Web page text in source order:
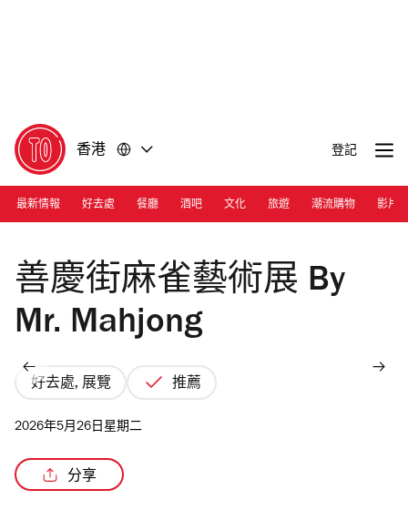
香港 登記
最新情報 好去處 餐廳 酒吧 文化 旅遊 潮流購物 影片
Photograph: Joshua Lin | TOHK
善慶街麻雀藝術展 By
Mr. Mahjong
好去處, 展覽 推薦
2026年5月26日星期二
分享